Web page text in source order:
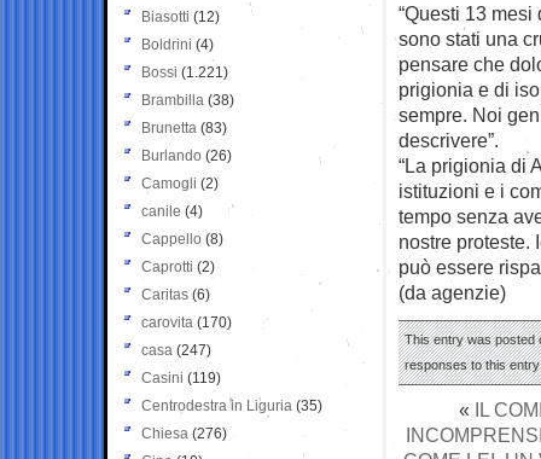
“Questi 13
sono stati una
pensare che
prigionia e di
sempre. Noi
descrivere”.
“La prigionia di
istituzioni e i
tempo senza
nostre proteste.
può essere
(da agenzie)
This entry was posted
responses to this
« IL
Biasotti (12)
Boldrini (4)
Bossi (1.221)
Brambilla (38)
Brunetta (83)
Burlando (26)
Camogli (2)
canile (4)
Cappello (8)
Caprotti (2)
Caritas (6)
carovita (170)
casa (247)
Casini (119)
Centrodestra in Liguria (35)
Chiesa (276)